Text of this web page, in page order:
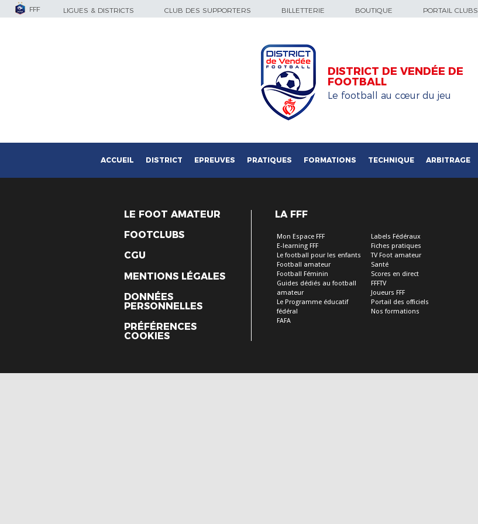
FFF LIGUES & DISTRICTS CLUB DES SUPPORTERS BILLETTERIE BOUTIQUE PORTAIL CLUBS
DISTRICT DE VENDÉE DE
FOOTBALL
Le football au cœur du jeu
ACCUEIL DISTRICT EPREUVES PRATIQUES FORMATIONS TECHNIQUE ARBITRAGE
LE FOOT AMATEUR
FOOTCLUBS
CGU
MENTIONS LÉGALES
DONNÉES
PERSONNELLES
PRÉFÉRENCES
COOKIES
LA FFF
Mon Espace FFF
E-learning FFF
Le football pour les enfants
Football amateur
Football Féminin
Guides dédiés au football
amateur
Le Programme éducatif
fédéral
FAFA
Labels Fédéraux
Fiches pratiques
TV Foot amateur
Santé
Scores en direct
FFFTV
Joueurs FFF
Portail des officiels
Nos formations